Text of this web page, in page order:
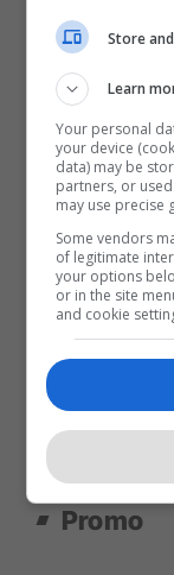
Promo
Store
Learn
Your personal
your device
data) may be
partners, or
may use precise
Some vendors
of legitimate
your options
or in the site
and cookie